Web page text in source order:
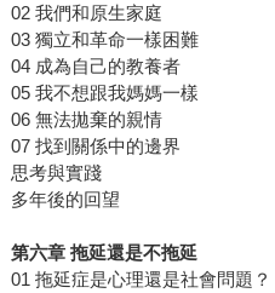
02 我們和原生家庭
03 獨立和革命一樣困難
04 成為自己的教養者
05 我不想跟我媽媽一樣
06 無法拋棄的親情
07 找到關係中的邊界
思考與實踐
多年後的回望
第六章 拖延還是不拖延
01 拖延症是心理還是社會問題？